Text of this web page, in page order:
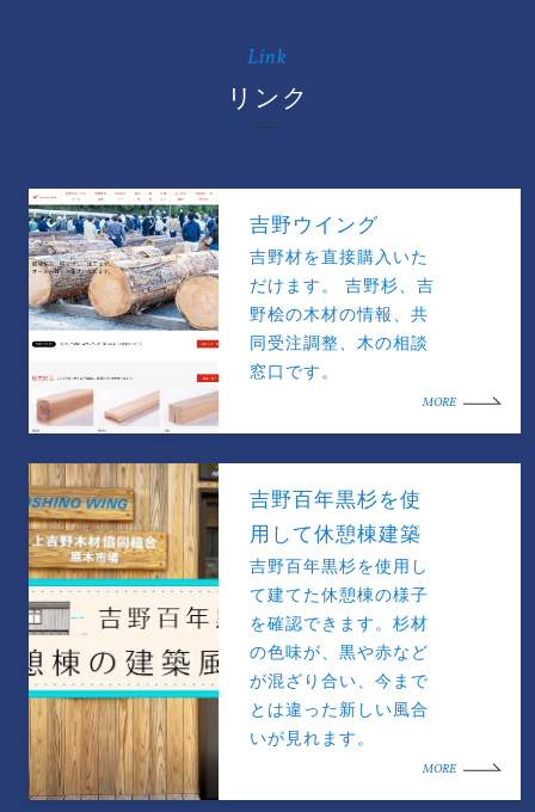
Link
リンク
吉野ウイング
吉野材を直接購入いた
だけます。 吉野杉、吉
野桧の木材の情報、共
同受注調整、木の相談
窓口です。
MORE
吉野百年黒杉を使
用して休憩棟建築
吉野百年黒杉を使用し
て建てた休憩棟の様子
を確認できます。杉材
の色味が、黒や赤など
が混ざり合い、今まで
とは違った新しい風合
いが見れます。
MORE